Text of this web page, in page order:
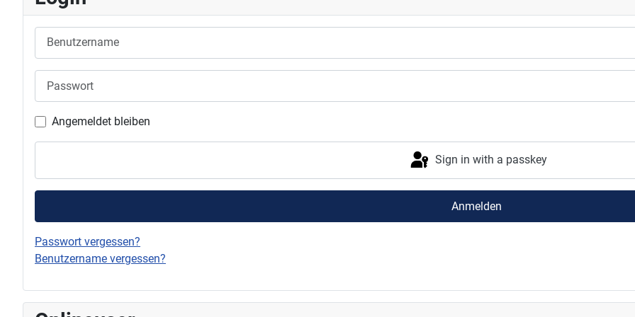
Benutzername
Angemeldet bleiben
Sign in with a passkey
Anmelden
Passwort vergessen?
Benutzername vergessen?